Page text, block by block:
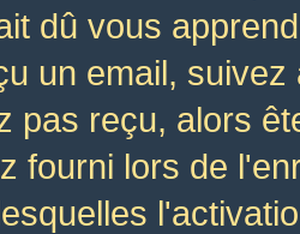
dû vous
un email,
pas reçu, alors
fourni lors de